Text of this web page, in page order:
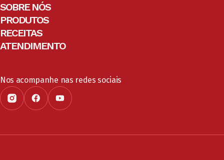
SOBRE NÓS
PRODUTOS
RECEITAS
ATENDIMENTO
Nos acompanhe nas redes sociais